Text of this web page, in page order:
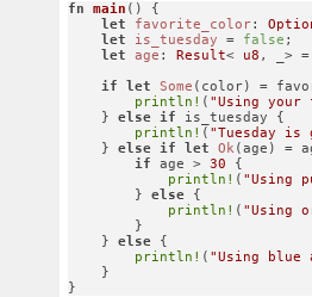
fn main () {
let
favorite_color:
let
is_tuesday = false ;
let
age : Result< u8 , _>
if
let Some (color) =
println! ( "Using
    }
else if is_tuesday {
println! ( "Tuesday is
    }
else if let Ok (age) =
if age > 30 {
println! ( "Using
        }
else {
println! ( "Using
        }
    }
else {
println! ( "Using blue
    }
}